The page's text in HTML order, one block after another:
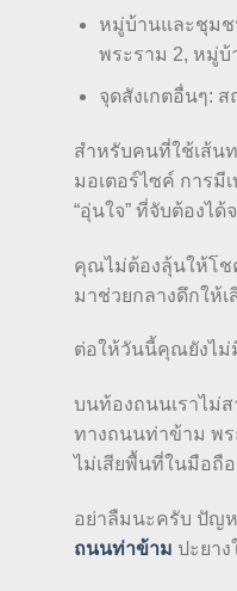
หมู่บ้านและชุมช
พระราม 2, หมู่บ้
จุดสังเกตอื่นๆ:
สำหรับคนที่ใช้เส้น
มอเตอร์ไซค์ การมี
“อุ่นใจ” ที่จับต้องได้
คุณไม่ต้องลุ้นให้โช
มาช่วยกลางดึกให้เ
ต่อให้วันนี้คุณยังไม่
บนท้องถนนเราไม่ส
ทางถนนท่าข้าม พร
ไม่เสียพื้นที่ในมือถื
อย่าลืมนะครับ ปัญห
ถนนท่าข้าม ปะยา